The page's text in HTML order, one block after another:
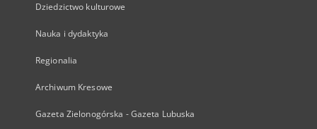
Dziedzictwo kulturowe
Nauka i dydaktyka
Regionalia
Archiwum Kresowe
Gazeta Zielonogórska - Gazeta Lubuska